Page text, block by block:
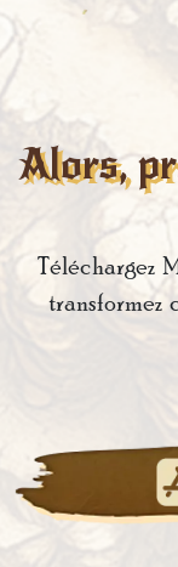
Alors,
Téléchargez
transformez